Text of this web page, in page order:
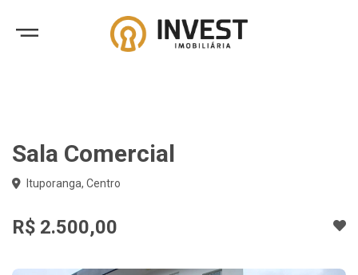
Sala Comercial
Ituporanga, Centro
R$ 2.500,00